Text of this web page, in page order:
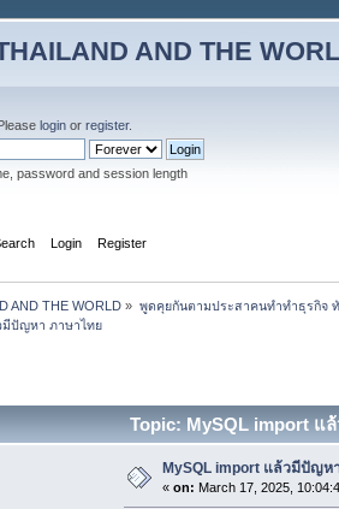
AND THE
Please login or register.
password and session length
Login Register
AND THE WORLD » พูดคุยกันตามประสาคนทำทำธุรกิจ ทั
มีปัญหา ภาษาไทย
Topic: MySQL import แ
MySQL import แล้วมีปัญห
« on: March 17, 2025,